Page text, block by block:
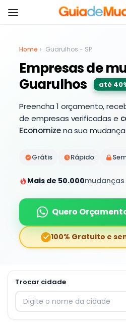
Home › Guarulhos - SP
Empresas de
Guarulhos
até
Preencha 1 orçamento,
de empresas verificadas e
Economizena sua mudança
Grátis Rápido
Mais de 50.000
Quero
100% Gratuito e
Trocar cidade
Digite o nome da cidade para